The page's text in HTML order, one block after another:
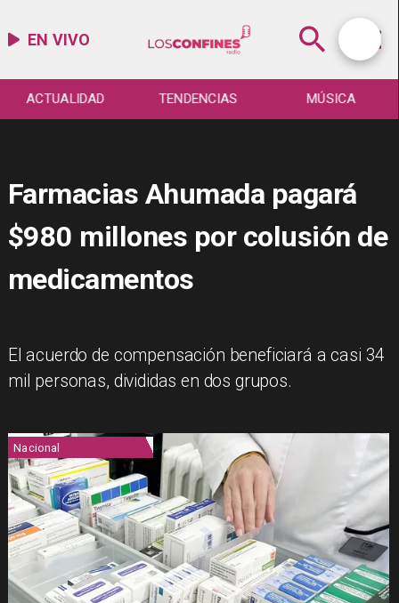
EN VIVO
ACTUALIDAD TENDENCIAS MÚSICA
Farmacias Ahumada pagará
$980 millones por colusión de
medicamentos
El acuerdo de compensación beneficiará a casi 34
mil personas, divididas en dos grupos.
Nacional